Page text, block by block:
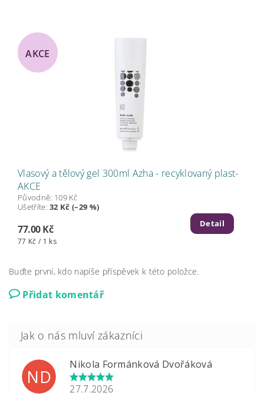
AKCE
Vlasový a tělový gel 300ml Azha - recyklovaný plast-
AKCE
Původně: 109 Kč
Ušetříte:32 Kč (–29 %)
77.00 Kč
77 Kč / 1 ks
Detail
Buďte první, kdo napíše příspěvek k této položce.
Přidat komentář
ND
Nikola Formánková Dvořáková
27.7.2026